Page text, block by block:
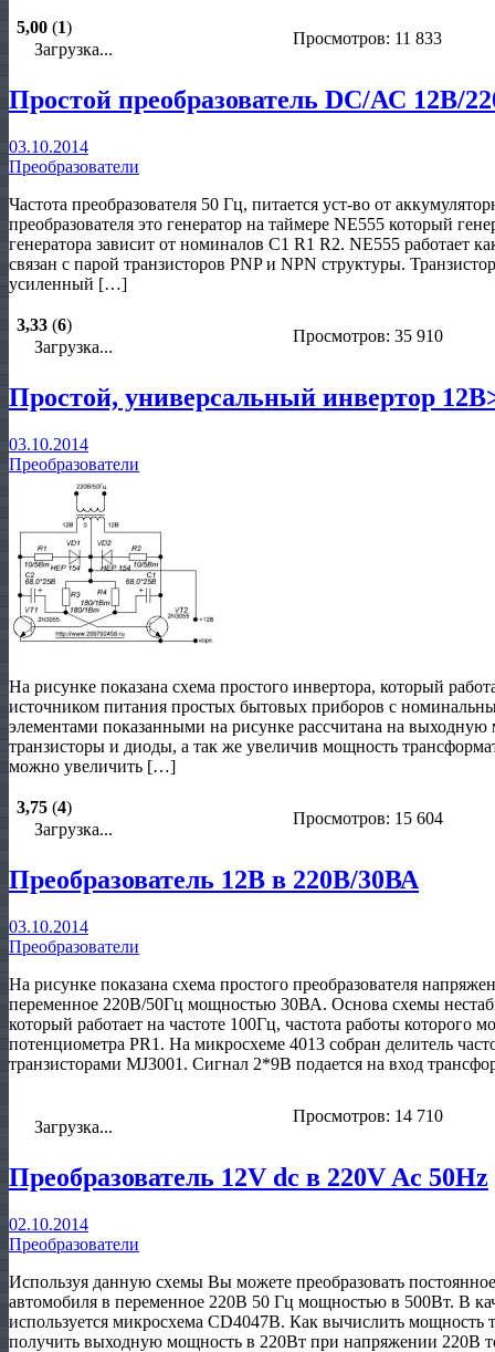
5,00 (1)
Загрузка...
Просмотров: 11 833
Простой преобразователь DC/АС 12В/
03.10.2014
Преобразователи
Частота преобразователя 50 Гц, питается уст-во от
преобразователя это генератор на таймере NE555 который
генератора зависит от номиналов С1 R1 R2. NE555 работает
связан с парой транзисторов PNP и NPN структуры.
усиленный […]
3,33 (6)
Загрузка...
Просмотров: 35 910
Простой, универсальный инвертор
03.10.2014
Преобразователи
На рисунке показана схема простого инвертора, который
источником питания простых бытовых приборов с
элементами показанными на рисунке рассчитана на
транзисторы и диоды, а так же увеличив мощность
можно увеличить […]
3,75 (4)
Загрузка...
Просмотров: 15 604
Преобразователь 12В в 220В/30ВА
03.10.2014
Преобразователи
На рисунке показана схема простого преобразователя
переменное 220В/50Гц мощностью 30ВА. Основа схемы
который работает на частоте 100Гц, частота работы которого
потенциометра PR1. На микросхеме 4013 собран делитель
транзисторами MJ3001. Сигнал 2*9В подается на вход
Загрузка...
Просмотров: 14 710
Преобразователь 12V dc в 220V Ac 50Нz
02.10.2014
Преобразователи
Используя данную схемы Вы можете преобразовать
автомобиля в переменное 220В 50 Гц мощностью в 500Вт. В
используется микросхема CD4047В. Как вычислить
получить выходную мощность в 220Вт при напряжении 220В